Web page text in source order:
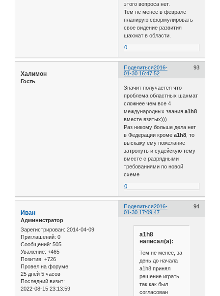
этого вопроса нет.
Тем не менее в феврале
планирую сформулировать
свое видение развития
шахмат в области.
0
Поделиться 93
2016-
01-30 16:47:52
Халимон
Гость
Значит получается что
проблема областных шахмат
сложнее чем все 4
международных званияa1h8
вместе взятых)))
Раз никому больше дела нет
в Федерации кромеa1h8 , то
выскажу ему пожелание
затронуть и судейскую тему
вместе с разрядными
требованиями по новой
схеме
0
Поделиться 94
2016-
01-30 17:09:47
Иван
Администратор
Зарегистрирован: 2014-04-09
Приглашений: 0
Сообщений: 505
Уважение: +465
Позитив: +726
Провел на форуме:
25 дней 5 часов
Последний визит:
2022-08-15 23:13:59
a1h8
написал(а):
Тем не менее, за
день до начала
a1h8 принял
решение играть,
так как был
согласован